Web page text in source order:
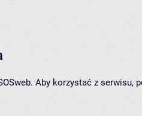
Aby korzystać z serwisu,